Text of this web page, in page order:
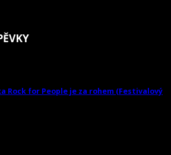
Rock for People je za rohem (Festivalový